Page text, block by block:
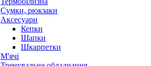
Сумки, рюкзаки
Аксесуари
Кепки
Шапки
Шкарпетки
М'ячі